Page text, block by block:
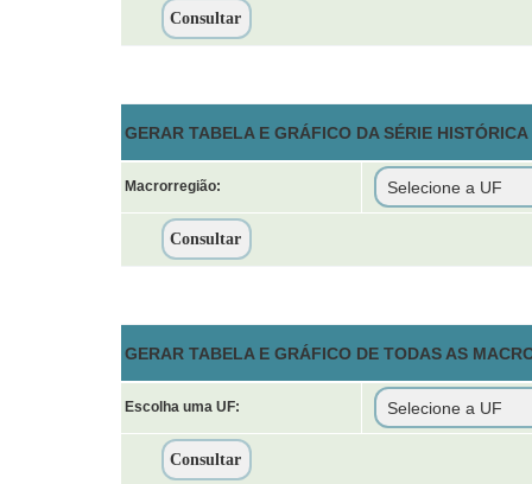
GERAR TABELA E GRÁFICO DA SÉRIE
Macrorregião:
GERAR TABELA E GRÁFICO DE TODAS AS
Escolha uma UF: